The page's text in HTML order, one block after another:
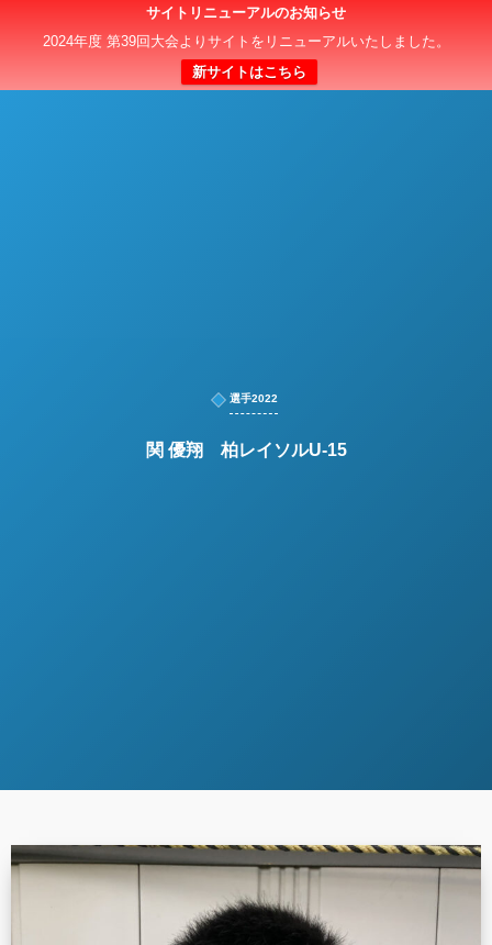
サイトリニューアルのお知らせ
2024年度 第39回大会よりサイトをリニューアルいたしました。
新サイトはこちら
日本クラブユースサッカー選手権（U-15）大会
選手2022
関 優翔 柏レイソルU-15